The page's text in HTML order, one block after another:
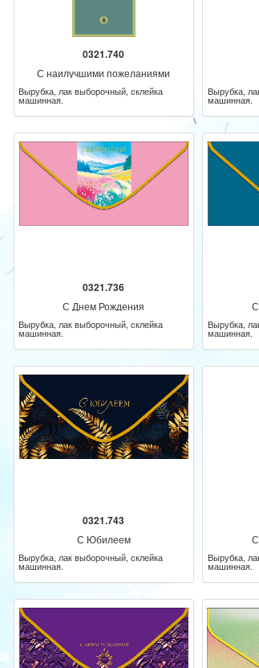
0321.740
С наилучшими пожеланиями
Вырубка, лак выборочный, склейка
машинная.
Вырубка,
машинная.
0321.736
С Днем Рождения
Вырубка, лак выборочный, склейка
машинная.
Вырубка,
машинная.
0321.743
С Юбилеем
Вырубка, лак выборочный, склейка
машинная.
Вырубка,
машинная.